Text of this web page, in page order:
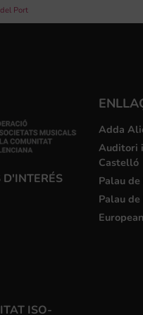
Port
D'INTERÉS
ISO-
Adda
Auditori
Castelló
Palau
Palau